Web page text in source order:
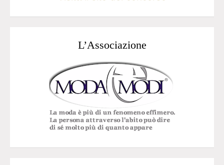
L’Associazione